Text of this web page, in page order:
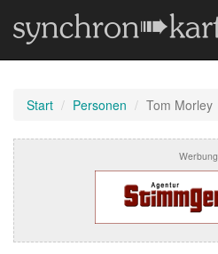
Start Personen Tom Morley
Werbung